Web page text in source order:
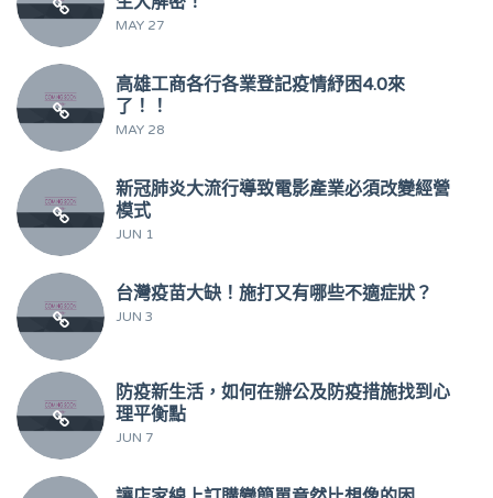
MAY 27
高雄工商各行各業登記疫情紓困4.0來
了！！
MAY 28
新冠肺炎大流行導致電影產業必須改變經營
模式
JUN 1
台灣疫苗大缺！施打又有哪些不適症狀？
JUN 3
防疫新生活，如何在辦公及防疫措施找到心
理平衡點
JUN 7